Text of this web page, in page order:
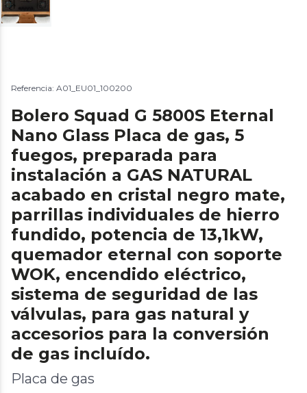
Referencia: A01_EU01_100200
Bolero Squad G 5800S Eternal
Nano Glass Placa de gas, 5
fuegos, preparada para
instalación a GAS NATURAL
acabado en cristal negro mate,
parrillas individuales de hierro
fundido, potencia de 13,1kW,
quemador eternal con soporte
WOK, encendido eléctrico,
sistema de seguridad de las
válvulas, para gas natural y
accesorios para la conversión
de gas incluído.
Placa de gas